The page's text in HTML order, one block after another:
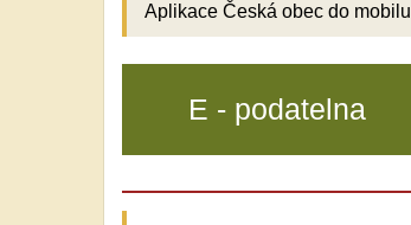
Aplikace Česká obec do mobilu
E - podatelna